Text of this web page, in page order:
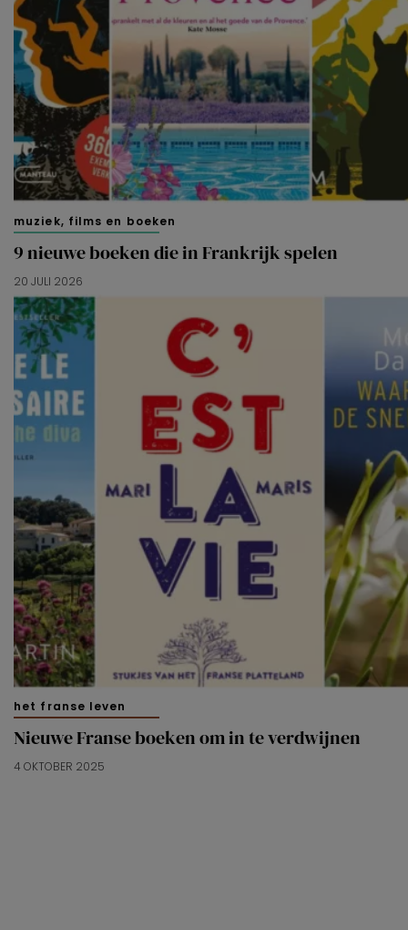
muziek, films en boeken
9 nieuwe boeken die in Frankrijk spelen
20 JULI 2026
het franse leven
Nieuwe Franse boeken om in te verdwijnen
4 OKTOBER 2025